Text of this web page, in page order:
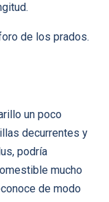
de los prados.
un poco
decurrentes y
podría
mucho
de modo